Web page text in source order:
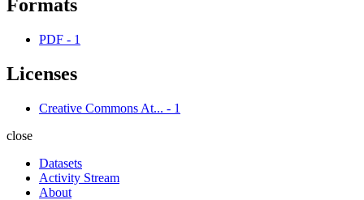
Formats
PDF - 1
Licenses
Creative Commons At... - 1
close
Datasets
Activity Stream
About